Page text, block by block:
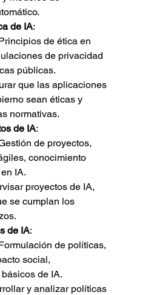
de IA:
de ética en
de privacidad
públicas.
que las aplicaciones
sean éticas y
normativas.
de IA:
de proyectos,
conocimiento
IA.
proyectos de IA,
se cumplan los
de IA:
de políticas,
social,
de IA.
y analizar políticas